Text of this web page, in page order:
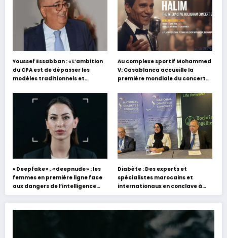
Youssef Essabban : « L’ambition
du CPA est de dépasser les
modèles traditionnels et
s’appuyant sur le partage des
expériences »
Au complexe sportif Mohammed
V: Casablanca accueille la
première mondiale du concert
Hafez
« Deepfake » , « deepnude » : les
femmes en première ligne face
aux dangers de l’intelligence
artificielle
Diabète : Des experts et
spécialistes marocains et
internationaux en conclave à
Tanger